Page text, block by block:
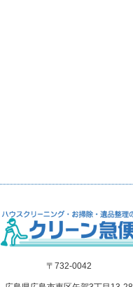
〒732-0042